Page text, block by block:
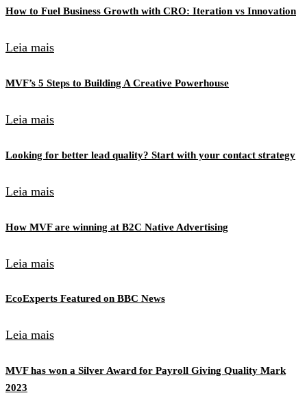
How to Fuel Business Growth with CRO: Iteration vs Innovation
Leia mais
MVF’s 5 Steps to Building A Creative Powerhouse
Leia mais
Looking for better lead quality? Start with your contact strategy
Leia mais
How MVF are winning at B2C Native Advertising
Leia mais
EcoExperts Featured on BBC News
Leia mais
MVF has won a Silver Award for Payroll Giving Quality Mark
2023